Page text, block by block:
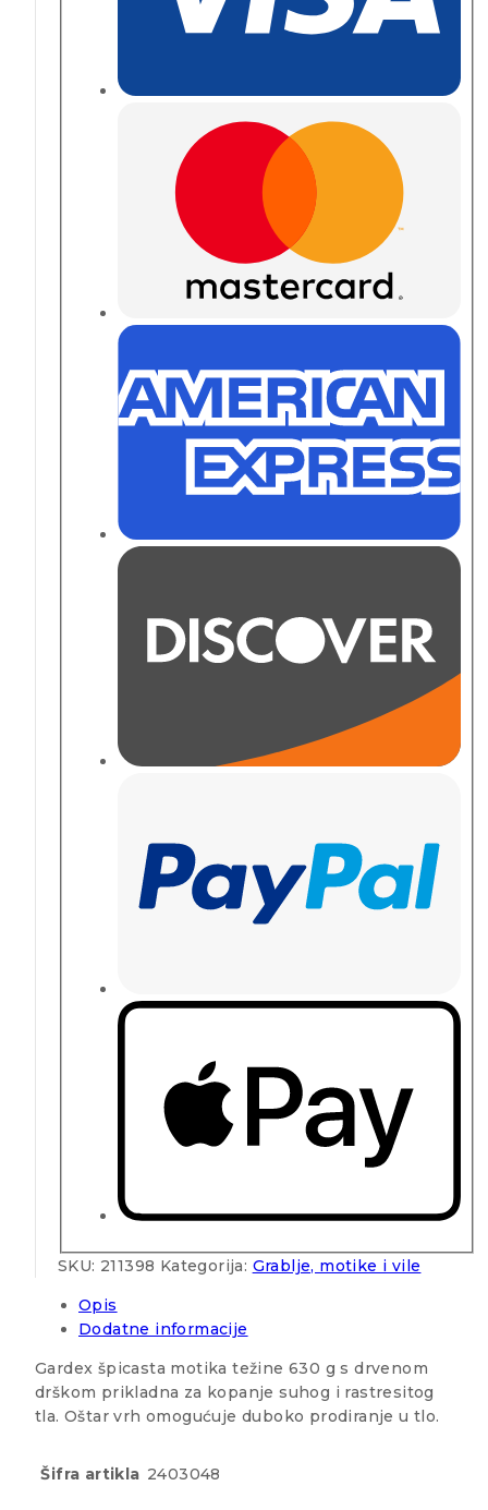
SKU: 211398 Kategorija: Grablje, motike i vile
Opis
Dodatne informacije
Gardex špicasta motika težine 630 g s drvenom
drškom prikladna za kopanje suhog i rastresitog
tla. Oštar vrh omogućuje duboko prodiranje u tlo.
Šifra artikla 2403048